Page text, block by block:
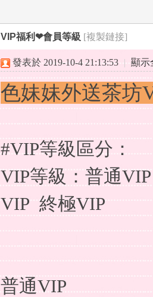
› ›
VIP福利❤會員等級 [複製鏈接]
發表於 2019-10-4 21:13:53 | 顯示
色妹妹外送茶坊
#VIP等級區分：
VIP等級：普通
VIP 終極VIP
普通VIP